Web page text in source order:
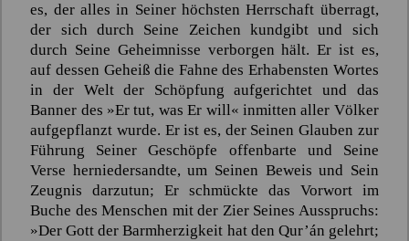
es, der alles in Seiner höchsten Herrschaft überragt,
der sich durch Seine Zeichen kundgibt und sich
durch Seine Geheimnisse verborgen hält. Er ist es,
auf dessen Geheiß die Fahne des Erhabensten Wortes
in der Welt der Schöpfung aufgerichtet und das
Banner des »Er tut, was Er will« inmitten aller Völker
aufgepflanzt wurde. Er ist es, der Seinen Glauben zur
Führung Seiner Geschöpfe offenbarte und Seine
Verse herniedersandte, um Seinen Beweis und Sein
Zeugnis darzutun; Er schmückte das Vorwort im
Buche des Menschen mit der Zier Seines Ausspruchs:
»Der Gott der Barmherzigkeit hat den Qur’án gelehrt;